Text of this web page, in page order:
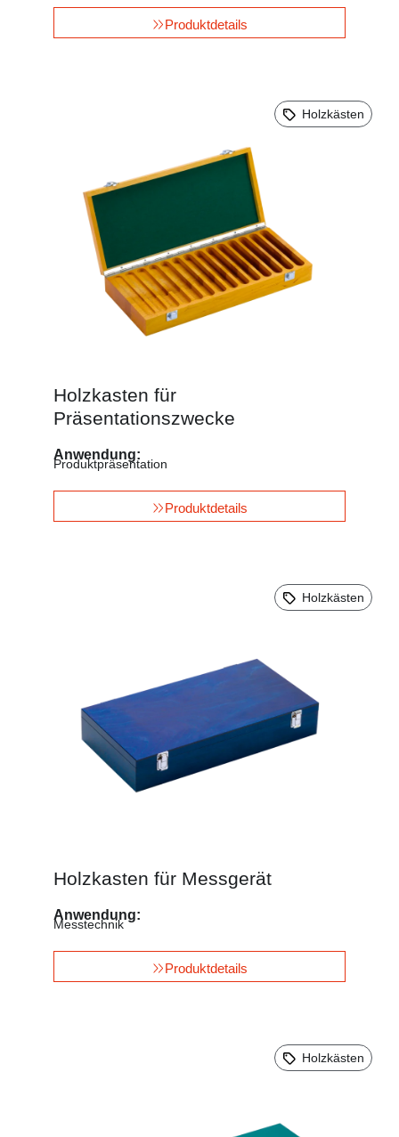
Produktdetails
Holzkästen
Holzkasten für
Präsentationszwecke
Anwendung:
Produktpräsentation
Produktdetails
Holzkästen
Holzkasten für Messgerät
Anwendung:
Messtechnik
Produktdetails
Holzkästen